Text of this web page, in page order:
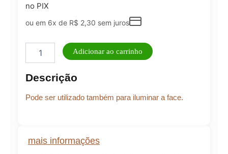
mais informações
no PIX
ou em 6x de R$ 2,30 sem juros
Macrilan
-
Adicionar ao carrinho
Descrição
Pode ser utilizado também para iluminar a face.